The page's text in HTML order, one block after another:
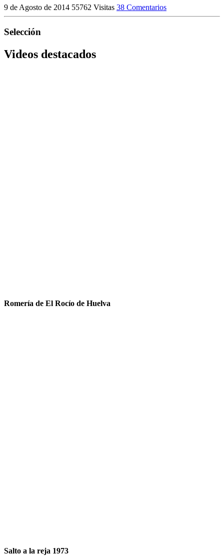
9 de Agosto de 2014 55762 Visitas 38 Comentarios
Selección
Videos destacados
Romería de El Rocío de Huelva
Salto a la reja 1973